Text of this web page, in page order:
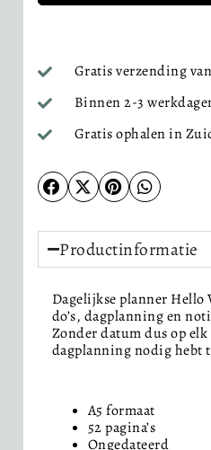
Gratis verzending
Binnen 2-3
Gratis ophalen in
Productinformatie
Dagelijkse planner
do’s, dagplanning en
Zonder datum dus op
dagplanning nodig hebt
A5 formaat
52 pagina’s
Ongedateerd